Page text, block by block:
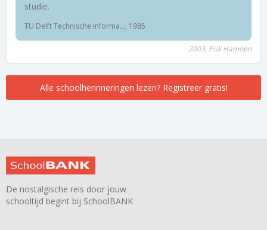
studie.
TU Delft Technische Informa..., 1985
2003, Erik Hamoen
Alle schoolherinneringen lezen? Registreer gratis!
De nostalgische reis door jouw
schooltijd begint bij SchoolBANK